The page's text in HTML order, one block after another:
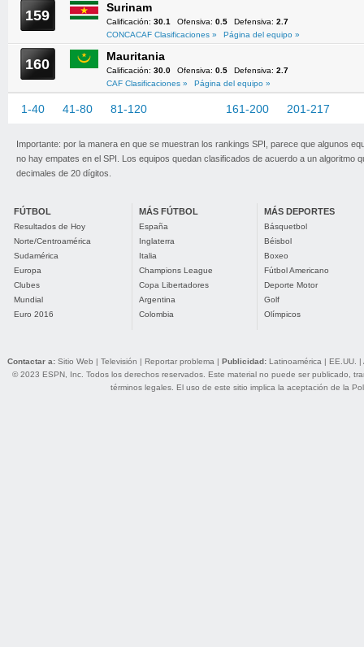
159 Surinam
Calificación: 30.1 Ofensiva: 0.5 Defensiva: 2.7
CONCACAF Clasificaciones »
Página del equipo »
160 Mauritania
Calificación: 30.0 Ofensiva: 0.5 Defensiva: 2.7
CAF Clasificaciones »
Página del equipo »
1-40 41-80 81-120 161-200 201-217
Importante: por la manera en que se muestran los rankings SPI, parece que algunos
no hay empates en el SPI. Los equipos quedan clasificados de acuerdo a un algoritmo
decimales de 20 dígitos.
FÚTBOL
Resultados de Hoy
Norte/Centroamérica
Sudamérica
Europa
Clubes
Mundial
Euro 2016
MÁS FÚTBOL
España
Inglaterra
Italia
Champions League
Copa Libertadores
Argentina
Colombia
MÁS DEPORTES
Básquetbol
Béisbol
Boxeo
Fútbol Americano
Deporte Motor
Golf
Olímpicos
Contactar a: Sitio Web | Televisión | Reportar problema | Publicidad: Latinoamérica | EE.UU. |
© 2023 ESPN, Inc. Todos los derechos reservados. Este material no puede ser publicado,
términos legales. El uso de este sitio implica la aceptación de la